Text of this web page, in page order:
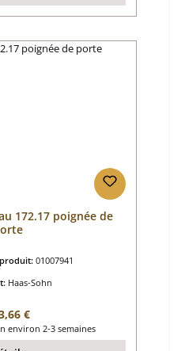
172.17 poignée de
01007941
Haas-Sohn
régulier :
€
environ 2-3 semaines